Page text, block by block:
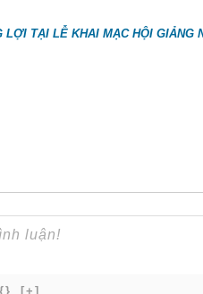
TẠI LỄ KHAI MẠC HỘI GIẢNG
{} [+]